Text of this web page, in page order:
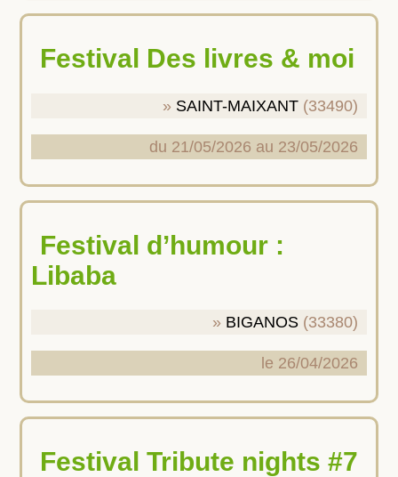
Festival Des livres & moi
SAINT-MAIXANT (33490)
du 21/05/2026 au 23/05/2026
Festival d’humour :
Libaba
BIGANOS (33380)
le 26/04/2026
Festival Tribute nights #7